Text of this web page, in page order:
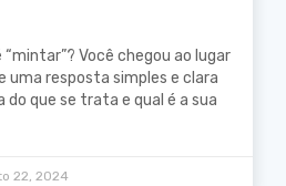
“mintar”? Você chegou ao lugar
resposta simples e clara
que se trata e qual é a sua
22, 2024